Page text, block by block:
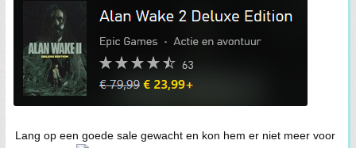
Lang op een goede sale gewacht en kon hem er niet meer voor